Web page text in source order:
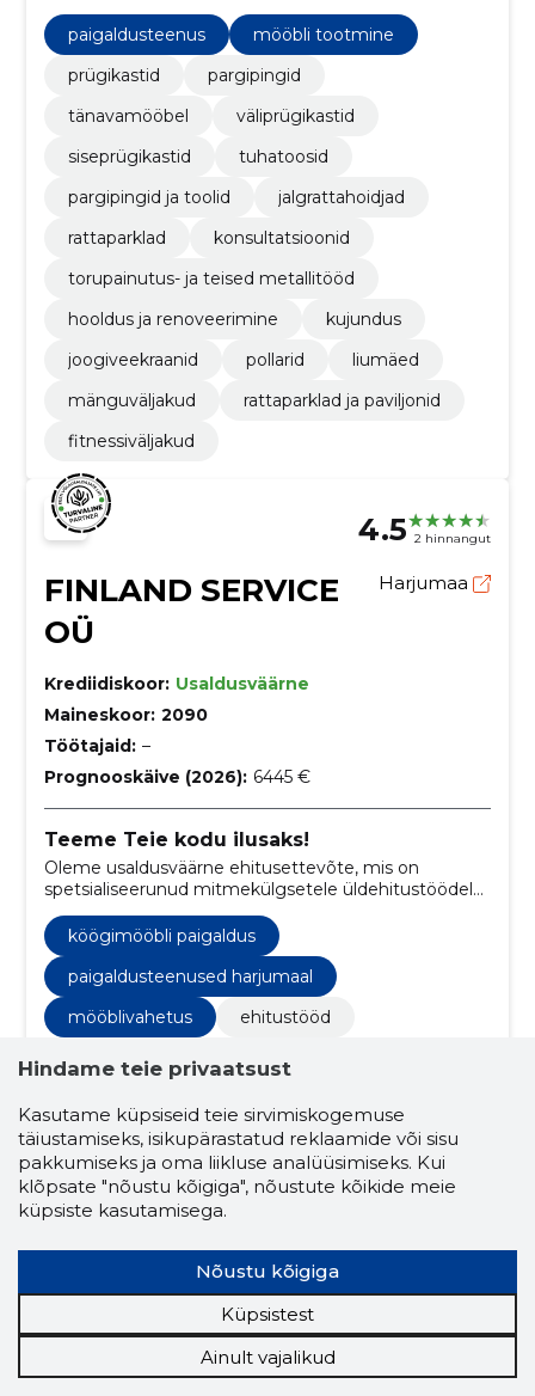
paigaldusteenus
mööbli tootmine
prügikastid
pargipingid
tänavamööbel
väliprügikastid
siseprügikastid
tuhatoosid
pargipingid ja toolid
jalgrattahoidjad
rattaparklad
konsultatsioonid
torupainutus- ja teised metallitööd
hooldus ja renoveerimine
kujundus
joogiveekraanid
pollarid
liumäed
mänguväljakud
rattaparklad ja paviljonid
fitnessiväljakud
4.5 2 hinnangut
FINLAND SERVICE
OÜ
Harjumaa
Krediidiskoor: Usaldusväärne
Maineskoor: 2090
Töötajaid: –
Prognooskäive (2026): 6445 €
Teeme Teie kodu ilusaks!
Oleme usaldusväärne ehitusettevõte, mis on
spetsialiseerunud mitmekülgsetele üldehitustöödele,
hõlmates nii puidu, betooni kui ka metalli kasutamist.
köögimööbli paigaldus
paigaldusteenused harjumaal
mööblivahetus
ehitustööd
siseviimistlus
maalritööd
elektritööd
paigaldustööd
sanitaartehnilised tööd
torutööd ja elektritööd
kodu renoveerimise teenused
ehitusteenused eesti
professionaalne põrandapaigaldus
sisustusviimistluse teenused
Hindame teie privaatsust
Kasutame küpsiseid teie sirvimiskogemuse
täiustamiseks, isikupärastatud reklaamide või sisu
pakkumiseks ja oma liikluse analüüsimiseks. Kui
klõpsate "nõustu kõigiga", nõustute kõikide meie
küpsiste kasutamisega.
Nõustu kõigiga
Küpsistest
Ainult vajalikud